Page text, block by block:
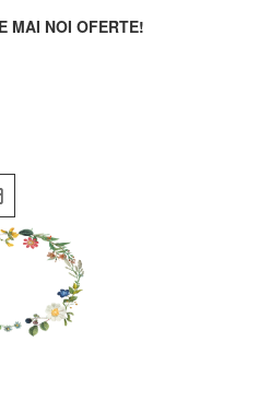
MAI NOI OFERTE!